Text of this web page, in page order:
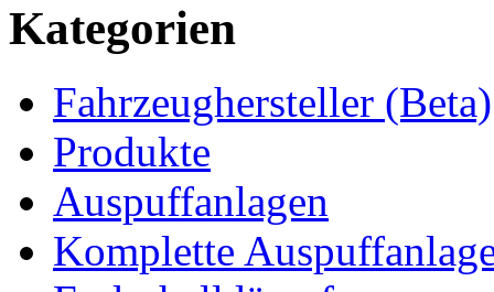
Kategorien
Fahrzeughersteller (Beta)
Produkte
Auspuffanlagen
Komplette